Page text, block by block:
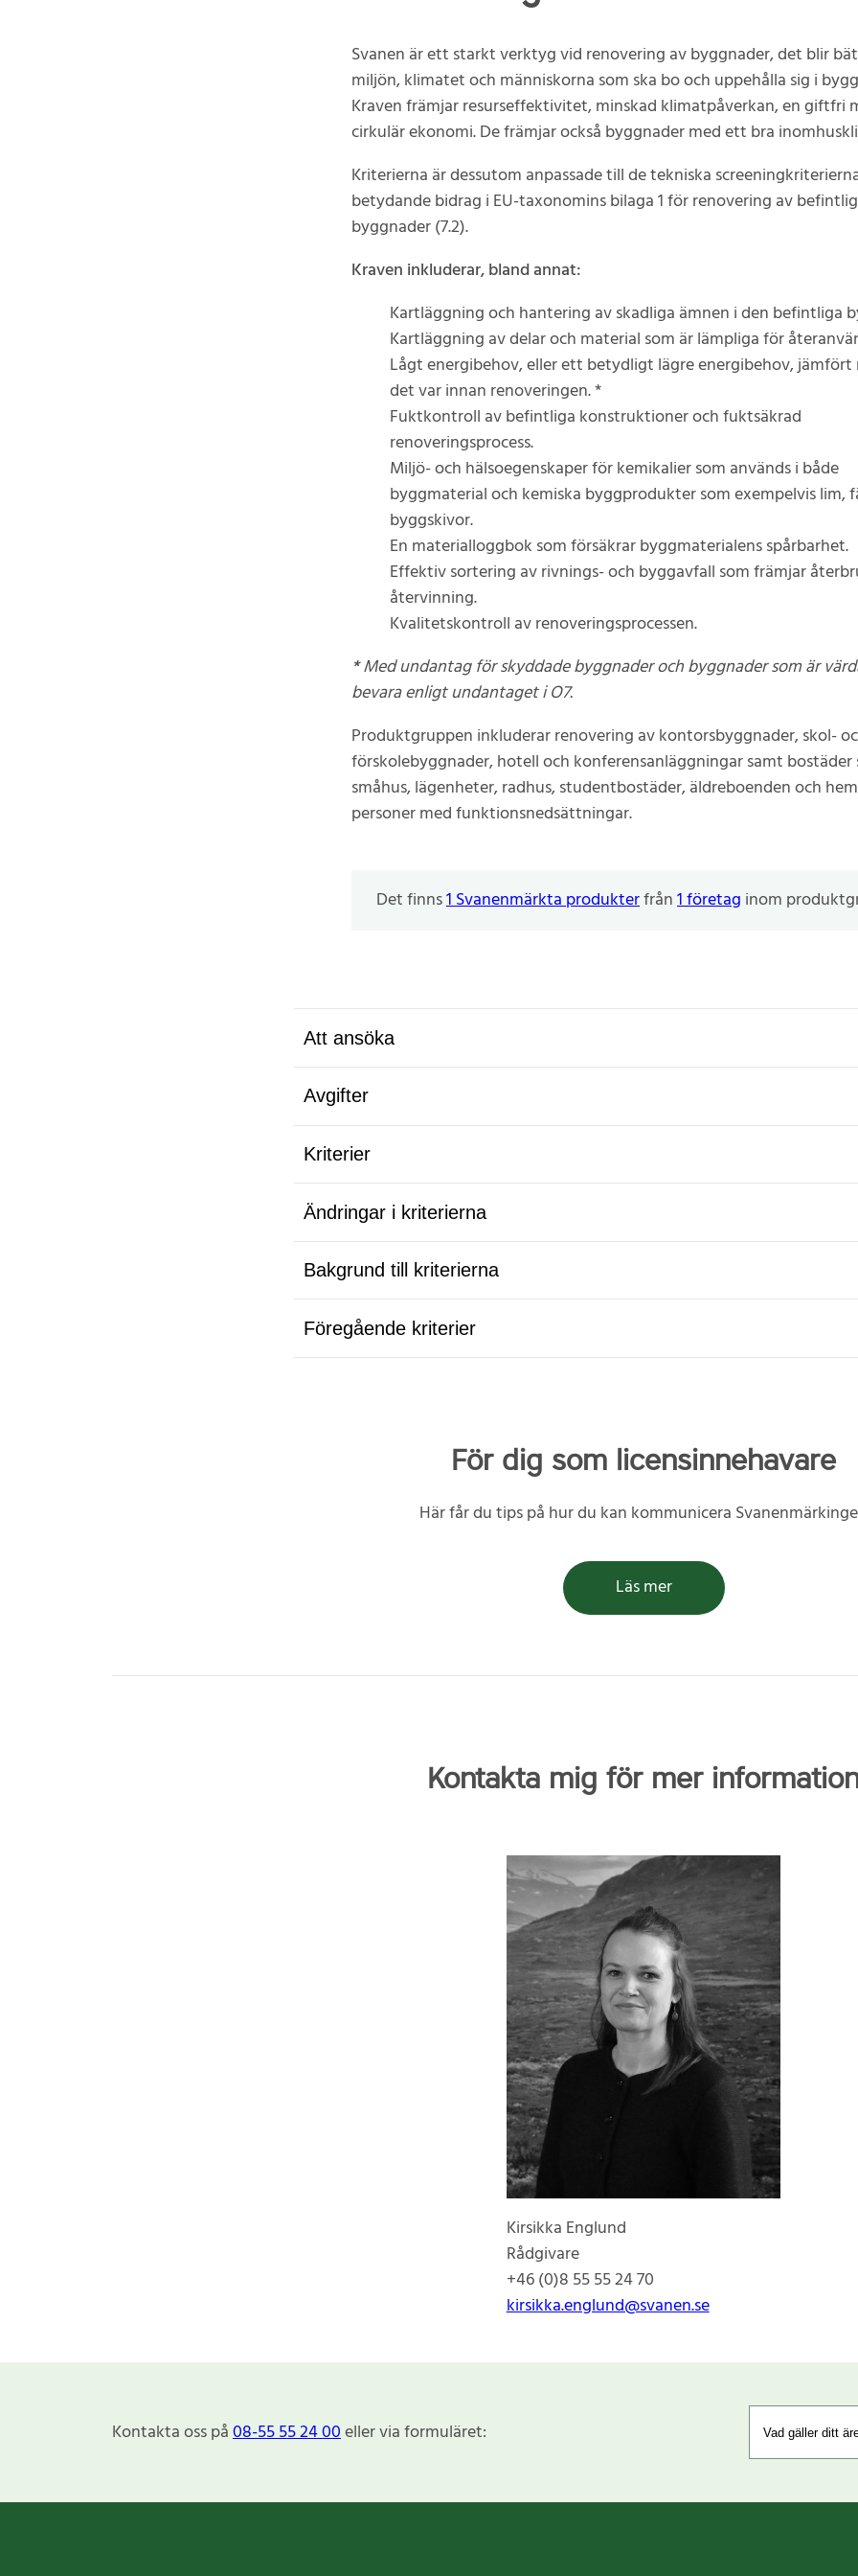
Svanen är ett starkt verktyg vid renovering av byggnader, det blir
miljön, klimatet och människorna som ska bo och uppehålla sig i
Kraven främjar resurseffektivitet, minskad klimatpåverkan, en giftfri
cirkulär ekonomi. De främjar också byggnader med ett bra
Kriterierna är dessutom anpassade till de tekniska
betydande bidrag i EU-taxonomins bilaga 1 för renovering av
byggnader (7.2).
Kraven inkluderar, bland annat:
Kartläggning och hantering av skadliga ämnen i den befintliga
Kartläggning av delar och material som är lämpliga för
Lågt energibehov, eller ett betydligt lägre energibehov, jämfört
det var innan renoveringen. *
Fuktkontroll av befintliga konstruktioner och fuktsäkrad
renoveringsprocess.
Miljö- och hälsoegenskaper för kemikalier som används i både
byggmaterial och kemiska byggprodukter som exempelvis lim,
byggskivor.
En materialloggbok som försäkrar byggmaterialens spårbarhet.
Effektiv sortering av rivnings- och byggavfall som främjar
återvinning.
Kvalitetskontroll av renoveringsprocessen.
*Med undantag för skyddade byggnader och byggnader som är
bevara enligt undantaget i O7.
Produktgruppen inkluderar renovering av kontorsbyggnader, skol-
förskolebyggnader, hotell och konferensanläggningar samt bostäder
småhus, lägenheter, radhus, studentbostäder, äldreboenden och
personer med funktionsnedsättningar.
Det finns1 Svanenmärkta produkterfrån1 företag inom
Att ansöka
Avgifter
Kriterier
Ändringar i kriterierna
Bakgrund till kriterierna
Föregående kriterier
För dig som licensinnehavare
Här får du tips på hur du kan kommunicera
Läs mer
Kontakta mig för mer
Kirsikka Englund
Rådgivare
+46 (0)8 55 55 24 70
kirsikka.englund@svanen.se
Kontakta oss på08-55 55 24 00eller via formuläret: